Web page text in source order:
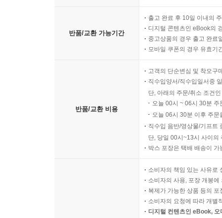
반품/교환 가능기간
출고 완료 후 10일 이내의
디지털 콘텐츠인 eBook의
중고상품의 경우 출고 완료
모바일 쿠폰의 경우 유효기
반품/교환 비용
고객의 단순변심 및 착오구
직수입양서/직수입일서중
단, 아래의 주문/취소 조건
오늘 00시 ~ 06시 30분
오늘 06시 30분 이후 주
직수입 음반/영상물/기프트
단, 당일 00시~13시 사이의
박스 포장은 택배 배송이
소비자의 책임 있는 사유로
소비자의 사용, 포장 개봉
복제가 가능한 상품 등의
소비자의 요청에 따라 개별
디지털 컨텐츠인 eBook,